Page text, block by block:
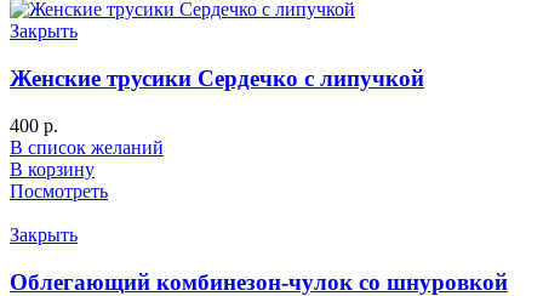
Закрыть
Женские трусики Сердечко с липучкой
400 р.
В список желаний
В корзину
Посмотреть
Закрыть
Облегающий комбинезон-чулок со шнуровкой